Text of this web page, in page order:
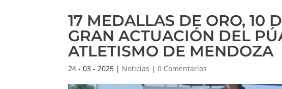
17 MEDALLAS DE ORO, 10
GRAN ACTUACIÓN DEL
ATLETISMO DE MENDOZA
24 - 03 - 2025 | Noticias |0 Comentarios